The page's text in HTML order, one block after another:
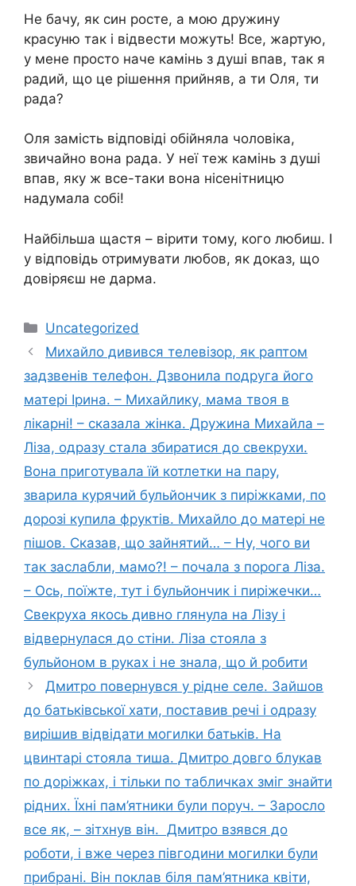
Не бачу, як син росте, а мою дружину
красуню так і відвести можуть! Все, жартую,
у мене просто наче камінь з душі впав, так я
радий, що це рішення прийняв, а ти Оля, ти
рада?
Оля замість відповіді обійняла чоловіка,
звичайно вона рада. У неї теж камінь з душі
впав, яку ж все-таки вона нісенітницю
надумала собі!
Найбільша щастя – вірити тому, кого любиш. І
у відповідь отримувати любов, як доказ, що
довіряєш не дарма.
Категорії
Uncategorized
Михайло дивився телевізор, як раптом
задзвенів телефон. Дзвонила подруга його
матері Ірина. – Михайлику, мама твоя в
лікарні! – сказала жінка. Дружина Михайла –
Ліза, одразу стала збиратися до свекрухи.
Вона приготувала їй котлетки на пару,
зварила курячий бульйончик з пиріжками, по
дорозі купила фруктів. Михайло до матері не
пішов. Сказав, що зайнятий… – Ну, чого ви
так заслабли, мамо?! – почала з порога Ліза.
– Ось, поїжте, тут і бульйончик і пиріжечки…
Свекруха якось дивно глянула на Лізу і
відвернулася до стіни. Ліза стояла з
бульйоном в руках і не знала, що й робити
Дмитро повернувся у рідне селе. Зайшов
до батьківської хати, поставив речі і одразу
вирішив відвідати могилки батьків. На
цвинтарі стояла тиша. Дмитро довго блукав
по доріжках, і тільки по табличках зміг знайти
рідних. Їхні пам’ятники були поруч. – Заросло
все як, – зітхнув він. Дмитро взявся до
роботи, і вже через півгодини могилки були
прибрані. Він поклав біля пам’ятника квіти,